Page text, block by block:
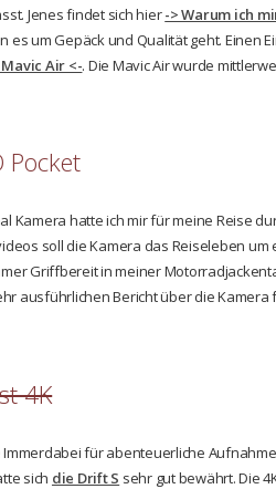
Jenes findet sich hier-> Warum ich
es um Gepäck und Qualität geht. Einen
Air <-. Die Mavic Air wurde
Pocket
Kamera hatte ich mir für meine Reise
soll die Kamera das Reiseleben
Griffbereit in meiner
ausführlichen Bericht über die Kamera
4K
für abenteuerliche
sich die Drift S sehr gut bewährt. Die